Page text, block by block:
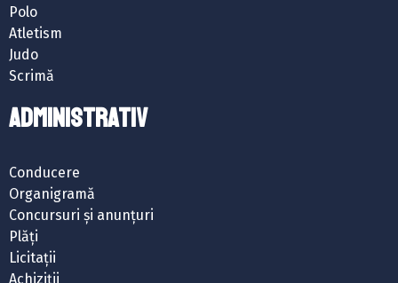
Polo
Atletism
Judo
Scrimă
ADMINISTRATIV
Conducere
Organigramă
Concursuri și anunțuri
Plăți
Licitații
Achiziții